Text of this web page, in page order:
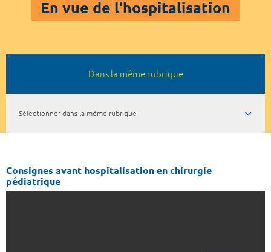
En vue de l'hospitalisation
Dans la même rubrique
Sélectionner dans la même rubrique
Consignes avant hospitalisation en chirurgie
pédiatrique